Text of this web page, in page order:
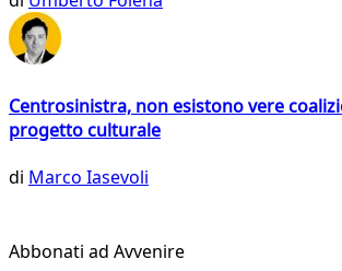
Centrosinistra, non esistono vere
progetto culturale
di Marco Iasevoli
Abbonati ad Avvenire